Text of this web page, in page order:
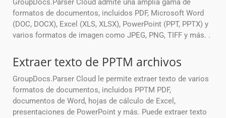
GroupDocs.Parser Cloud admite una amplia gama de
formatos de documentos, incluidos PDF, Microsoft Word
(DOC, DOCX), Excel (XLS, XLSX), PowerPoint (PPT, PPTX) y
varios formatos de imagen como JPEG, PNG, TIFF y más. .
Extraer texto de PPTM archivos
GroupDocs.Parser Cloud le permite extraer texto de varios
formatos de documentos, incluidos PPTM PDF,
documentos de Word, hojas de cálculo de Excel,
presentaciones de PowerPoint y más. Puede extraer texto